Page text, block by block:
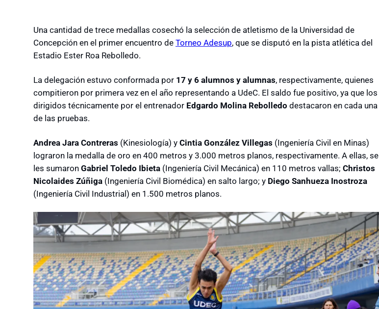
Una cantidad de trece medallas cosechó la selección de atletismo de la Universidad de
Concepción en el primer encuentro de Torneo Adesup, que se disputó en la pista atlética del
Estadio Ester Roa Rebolledo.
La delegación estuvo conformada por 17 y 6 alumnos y alumnas, respectivamente, quienes
compitieron por primera vez en el año representando a UdeC. El saldo fue positivo, ya que los
dirigidos técnicamente por el entrenador Edgardo Molina Rebolledo destacaron en cada una
de las pruebas.
Andrea Jara Contreras (Kinesiología) y Cintia González Villegas (Ingeniería Civil en Minas)
lograron la medalla de oro en 400 metros y 3.000 metros planos, respectivamente. A ellas, se
les sumaron Gabriel Toledo Ibieta (Ingeniería Civil Mecánica) en 110 metros vallas; Christos
Nicolaides Zúñiga (Ingeniería Civil Biomédica) en salto largo; y Diego Sanhueza Inostroza
(Ingeniería Civil Industrial) en 1.500 metros planos.